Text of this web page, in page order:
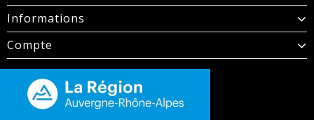
Informations
Compte